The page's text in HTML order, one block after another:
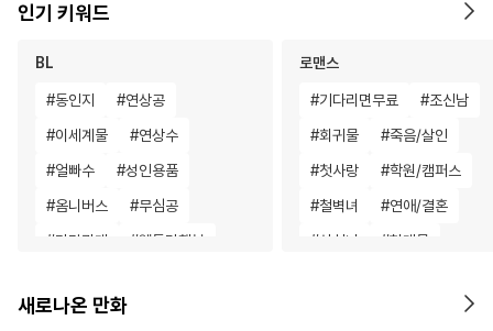
인기 키워드
BL
#동인지 #연상공
#이세계물 #연상수
#얼빠수 #성인용품
#옴니버스 #무심공
#다각관계 #웹툰단행본
#하드코어
로맨스
#기다리면무료 #조신남
#회귀물 #죽음/살인
#첫사랑 #학원/캠퍼스
#철벽녀 #연애/결혼
#상처녀 #현대물
능력녀
새로나온 만화